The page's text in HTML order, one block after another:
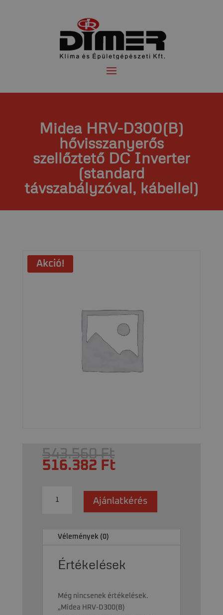
Midea HRV-D300(B)
hővisszanyerős
szellőztető DC Inverter
(standard
távszabályzóval, kábellel)
Akció!
543.560FtOriginal
price
543.560 Ft.
516.382 FtCurrent
is:
516.382 Ft.
HRV-
szellőztető
Inverter
kábellel)
mennyiség
Ajánlatkérés
Vélemények (0)
Értékelések
Még nincsenek értékelések.
„Midea HRV-D300(B)